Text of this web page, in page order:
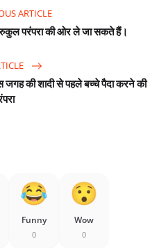
ARTICLE
गुरुकुल परंपरा की ओर ले जा सकते हैं।
की शादी से पहले बच्चे पैदा करने की
Funny
0
Wow
0